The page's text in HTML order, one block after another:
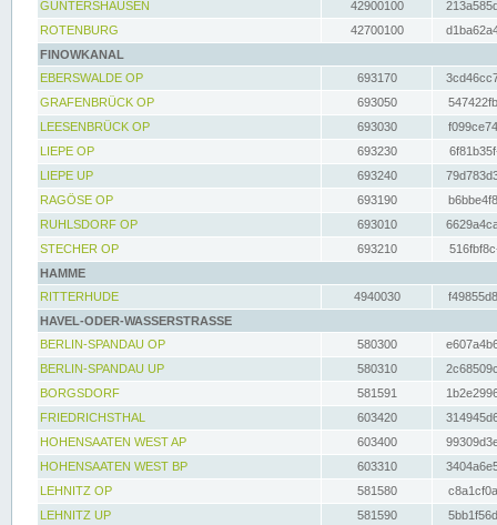
GUNTERSHAUSEN
42900100
ROTENBURG
42700100
FINOWKANAL
EBERSWALDE OP
693170
GRAFENBRÜCK OP
693050
LEESENBRÜCK OP
693030
LIEPE OP
693230
LIEPE UP
693240
RAGÖSE OP
693190
RUHLSDORF OP
693010
STECHER OP
693210
HAMME
RITTERHUDE
4940030
HAVEL-ODER-WASSERSTRASSE
BERLIN-SPANDAU OP
580300
BERLIN-SPANDAU UP
580310
BORGSDORF
581591
FRIEDRICHSTHAL
603420
HOHENSAATEN WEST AP
603400
HOHENSAATEN WEST BP
603310
LEHNITZ OP
581580
LEHNITZ UP
581590